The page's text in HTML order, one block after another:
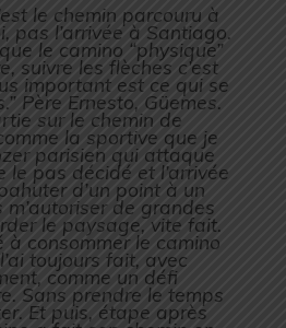
le chemin parcouru à
pas l’arrivée à Santiago.
le camino “physique”
suivre les flèches c’est
important est ce qui se
Père Ernesto, Güemes.
sur le chemin de
la sportive que je
parisien qui attaque
le pas décidé et l’arrivée
d’un point à un
de grandes
le paysage, vite fait.
à consommer le camino
toujours fait, avec
comme un défi
Sans prendre le temps
Et puis, étape après